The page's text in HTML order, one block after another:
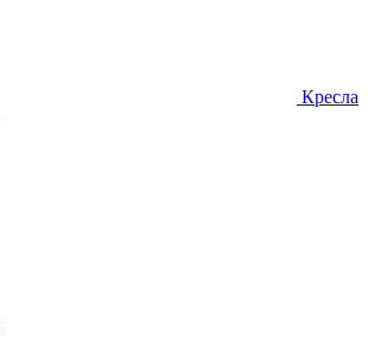
Кресла